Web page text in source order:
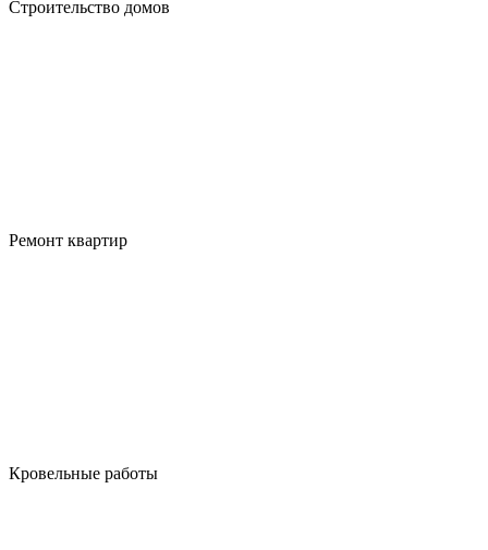
Строительство домов
Ремонт квартир
Кровельные работы